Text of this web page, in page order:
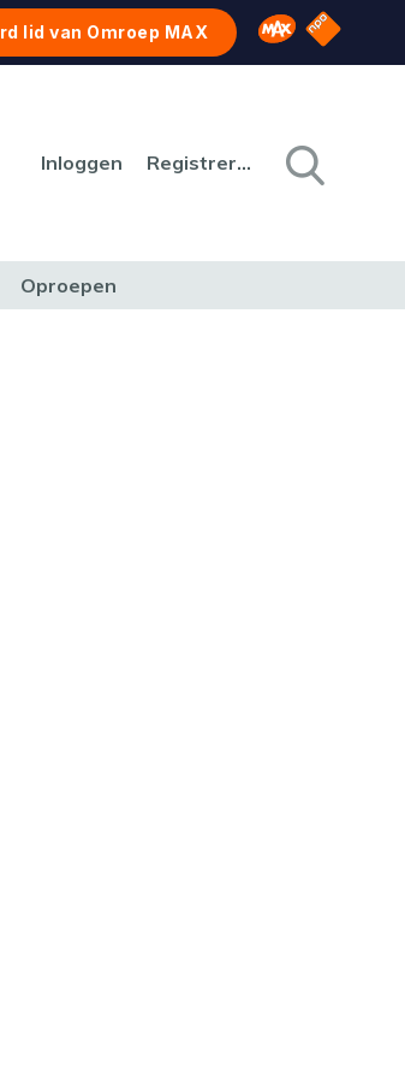
lid van Omroep MAX Omroep MAX
NPO
Inloggen Registreren
Oproepen